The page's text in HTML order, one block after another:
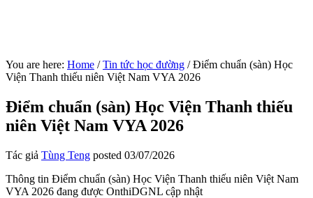
You are here: Home / Tin tức học đường /Điểm chuẩn (sàn) Học
Viện Thanh thiếu niên Việt Nam VYA 2026
Điểm chuẩn (sàn) Học Viện Thanh thiếu
niên Việt Nam VYA 2026
Tác giả Tùng Teng posted 03/07/2026
Thông tin Điểm chuẩn (sàn) Học Viện Thanh thiếu niên Việt Nam
VYA 2026 đang được OnthiDGNL cập nhật